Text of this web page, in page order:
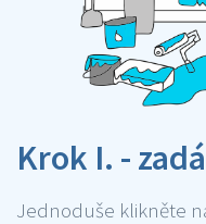
Krok I. -
Jednoduše klikněte